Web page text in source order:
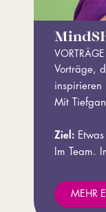
Vorträge,
inspirieren
Mit
Ziel:
Im Team.
MEHR